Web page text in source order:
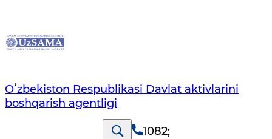
Oʻzbekiston Respublikasi Davlat aktivlarini
boshqarish agentligi
1082;